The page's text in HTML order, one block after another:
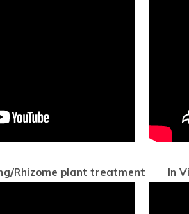
Rhizome plant treatment In